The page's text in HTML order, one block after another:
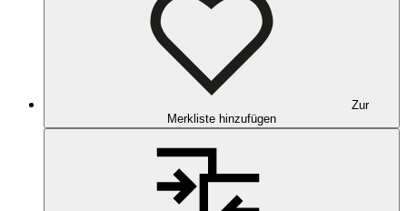
Zur
Merkliste hinzufügen